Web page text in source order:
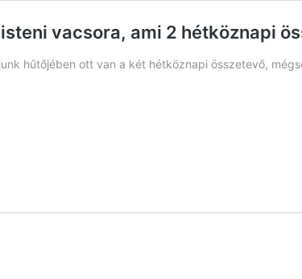
vacsora, ami 2 hétköznapi
hűtőjében ott van a két hétköznapi összetevő,